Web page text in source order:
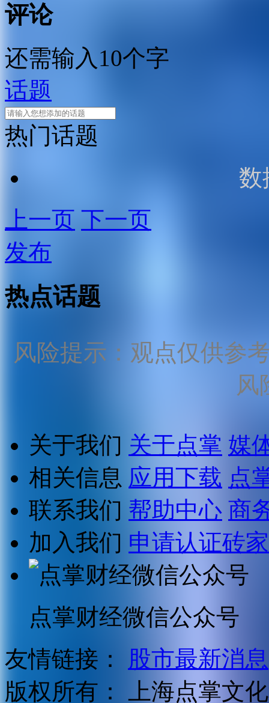
评论
还需输入10个字
话题
热门话题
数
上一页 下一页
发布
热点话题
风险提示：观点仅供参
风
关于我们 关于点掌 媒
相关信息 应用下载 点
联系我们 帮助中心 商
加入我们 申请认证砖家
点掌财经微信公众号
友情链接：
股市最新消息
版权所有：
上海点掌文